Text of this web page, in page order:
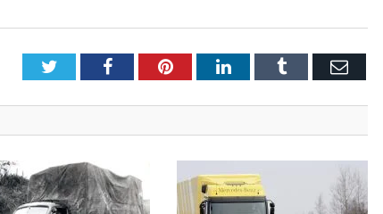
TwitterFacebookPinterestLinkedInTumblr Email